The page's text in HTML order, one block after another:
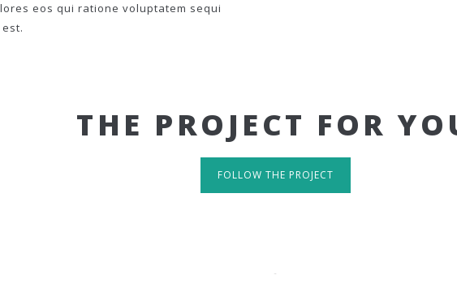
eos qui ratione voluptatem sequi
THE PROJECT FOR
FOLLOW THE PROJECT